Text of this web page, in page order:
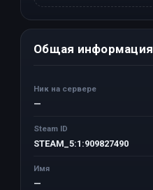
Общая информация
Ник на сервере
—
Steam ID
STEAM_5:1:909827490
Имя
—